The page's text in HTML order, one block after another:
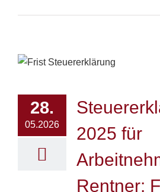
28.
05.2026
2025 für
Rentner: